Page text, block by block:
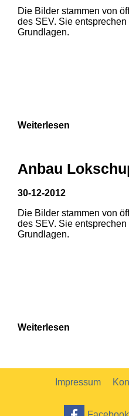
1
Die Bilder stammen von
des SEV. Sie
Grundlagen.
Weiterlesen
Anbau
30-12-2012
Die Bilder stammen von
des SEV. Sie
Grundlagen.
Weiterlesen
Impressum